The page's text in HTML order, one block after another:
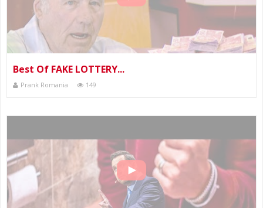
Best Of FAKE LOTTERY...
Prank Romania 149